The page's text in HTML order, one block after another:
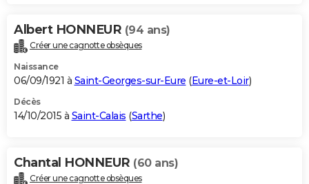
Albert HONNEUR (94 ans)
Créer une cagnotte obsèques
Naissance
06/09/1921 à Saint-Georges-sur-Eure (Eure-et-Loir)
Décès
14/10/2015 à Saint-Calais (Sarthe)
Chantal HONNEUR (60 ans)
Créer une cagnotte obsèques